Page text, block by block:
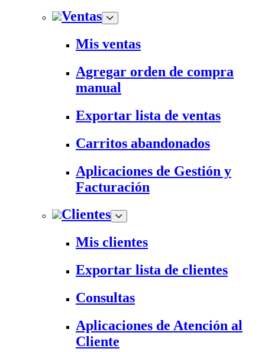
Ventas
Mis ventas
Agregar orden de compra
manual
Exportar lista de ventas
Carritos abandonados
Aplicaciones de Gestión y
Facturación
Clientes
Mis clientes
Exportar lista de clientes
Consultas
Aplicaciones de Atención al
Cliente